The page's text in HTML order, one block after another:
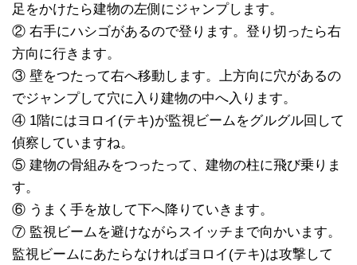
足をかけたら建物の左側にジャンプします。
② 右手にハシゴがあるので登ります。登り切ったら右
方向に行きます。
③ 壁をつたって右へ移動します。上方向に穴があるの
でジャンプして穴に入り建物の中へ入ります。
④ 1階にはヨロイ(テキ)が監視ビームをグルグル回して
偵察していますね。
⑤ 建物の骨組みをつったって、建物の柱に飛び乗りま
す。
⑥ うまく手を放して下へ降りていきます。
⑦ 監視ビームを避けながらスイッチまで向かいます。
監視ビームにあたらなければヨロイ(テキ)は攻撃して